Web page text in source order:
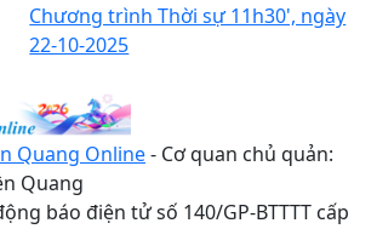
Chương trình Thời sự 11h30', ngày
22-10-2025
Quang Online- Cơ quan chủ quản:
Quang
báo điện tử số 140/GP-BTTTT cấp